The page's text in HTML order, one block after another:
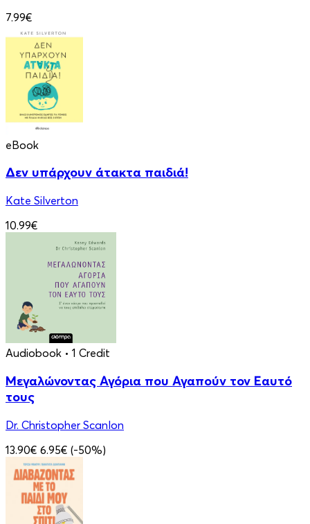
7.99€
eBook
Δεν υπάρχουν άτακτα παιδιά!
Kate Silverton
10.99€
Audiobook • 1 Credit
Μεγαλώνοντας Αγόρια που Αγαπούν τον Εαυτό
τους
Dr. Christopher Scanlon
13.90€ 6.95€ (-50%)